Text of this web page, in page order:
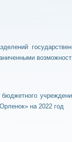
на 2022 год